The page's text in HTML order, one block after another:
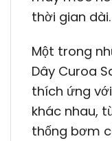
thời gian dài.
Một trong
Dây Curoa
thích ứng
khác nhau,
thống bơm